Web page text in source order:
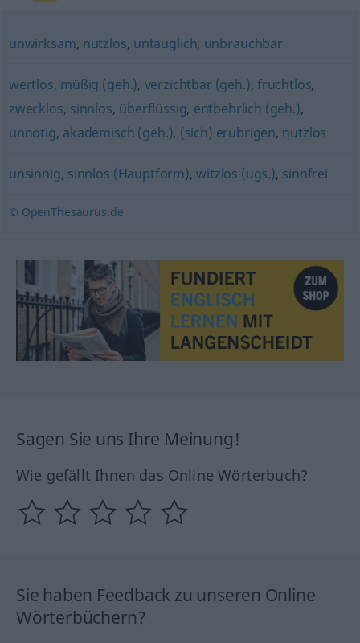
unwirksam, nutzlos, untauglich, unbrauchbar
wertlos, müßig (geh.), verzichtbar (geh.), fruchtlos,
zwecklos, sinnlos, überflüssig, entbehrlich (geh.),
unnötig, akademisch (geh.), (sich) erübrigen, nutzlos
unsinnig, sinnlos (Hauptform),witzlos (ugs.), sinnfrei
© OpenThesaurus.de
Sagen Sie uns Ihre Meinung!
Wie gefällt Ihnen das Online Wörterbuch?
Sie haben Feedback zu unseren Online
Wörterbüchern?